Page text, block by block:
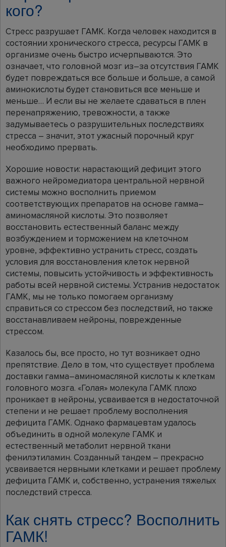
кого?
Стресс разрушает ГАМК. Когда человек находится в
состоянии хронического стресса, ресурсы ГАМК в
организме очень быстро исчерпываются. Это
означает, что головной мозг из–за отсутствия ГАМК
будет повреждаться все больше и больше, а самой
аминокислоты будет становиться все меньше и
меньше… И если вы не желаете сдаваться в плен
перенапряжению, тревожности, а также
задумываетесь о разрушительных последствиях
стресса – значит, этот ужасный порочный круг
необходимо прервать.
Хорошие новости: нарастающий дефицит этого
важного нейромедиатора центральной нервной
системы можно восполнить приемом
соответствующих препаратов на основе гамма–
аминомасляной кислоты. Это позволяет
восстановить естественный баланс между
возбуждением и торможением на клеточном
уровне, эффективно устранить стресс, создать
условия для восстановления клеток нервной
системы, повысить устойчивость и эффективность
работы всей нервной системы. Устранив недостаток
ГАМК, мы не только помогаем организму
справиться со стрессом без последствий, но также
восстанавливаем нейроны, поврежденные
стрессом.
Казалось бы, все просто, но тут возникает одно
препятствие. Дело в том, что существует проблема
доставки гамма–аминомасляной кислоты к клеткам
головного мозга. «Голая» молекула ГАМК плохо
проникает в нейроны, усваивается в недостаточной
степени и не решает проблему восполнения
дефицита ГАМК. Однако фармацевтам удалось
объединить в одной молекуле ГАМК и
естественный метаболит нервной ткани
фенилэтиламин. Созданный тандем – прекрасно
усваивается нервными клетками и решает проблему
дефицита ГАМК и, собственно, устранения тяжелых
последствий стресса.
Как снять стресс? Восполнить
ГАМК!